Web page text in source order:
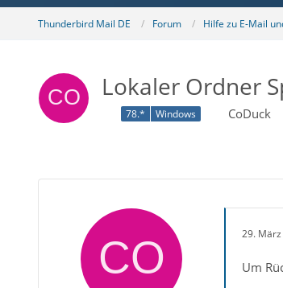
Thunderbird Mail DE Forum Hilfe zu E-Mail
Lokaler Ordner
78.* Windows CoDuck
29.
Um